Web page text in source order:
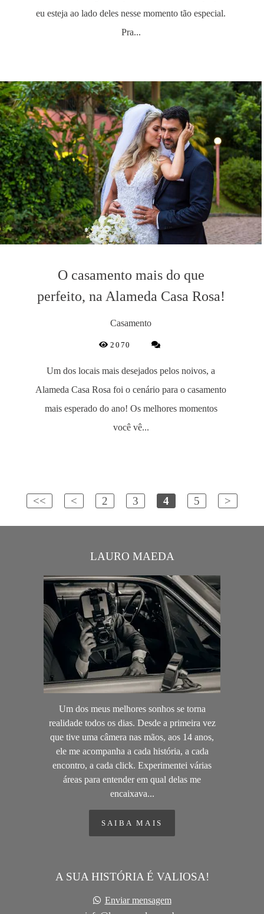
eu esteja ao lado deles nesse momento tão especial.
Pra...
O casamento mais do que
perfeito, na Alameda Casa Rosa!
Casamento
2070
Um dos locais mais desejados pelos noivos, a
Alameda Casa Rosa foi o cenário para o casamento
mais esperado do ano! Os melhores momentos
você vê...
<< < 2 3 4 5 >
LAURO MAEDA
Um dos meus melhores sonhos se torna
realidade todos os dias. Desde a primeira vez
que tive uma câmera nas mãos, aos 14 anos,
ele me acompanha a cada história, a cada
encontro, a cada click. Experimentei várias
áreas para entender em qual delas me
encaixava...
SAIBA MAIS
A SUA HISTÓRIA É VALIOSA!
Enviar mensagem